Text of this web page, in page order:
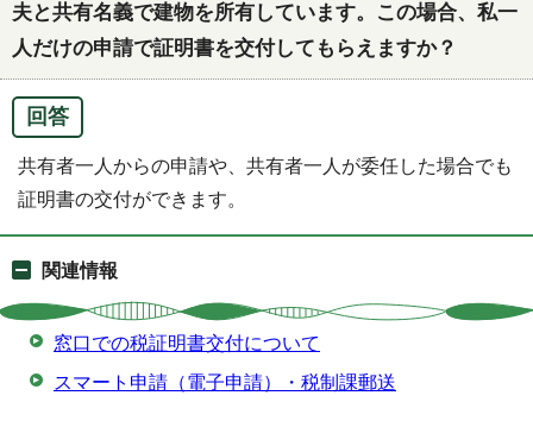
夫と共有名義で建物を所有しています。この場合、私一
人だけの申請で証明書を交付してもらえますか？
回答
共有者一人からの申請や、共有者一人が委任した場合でも
証明書の交付ができます。
関連情報
窓口での税証明書交付について
スマート申請（電子申請）・税制課郵送